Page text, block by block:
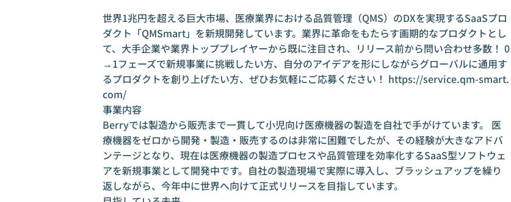
世界1兆円を超える巨大市場、医療業界における品質管理（QMS）のDXを実現するSaaSプロ
ダクト「QMSmart」を新規開発しています。業界に革命をもたらす画期的なプロダクトとし
て、大手企業や業界トッププレイヤーから既に注目され、リリース前から問い合わせ多数！ 0
→1フェーズで新規事業に挑戦したい方、自分のアイデアを形にしながらグローバルに通用す
るプロダクトを創り上げたい方、ぜひお気軽にご応募ください！ https://service.qm-smart.
com/
事業内容
Berryでは製造から販売まで一貫して小児向け医療機器の製造を自社で手がけています。 医
療機器をゼロから開発・製造・販売するのは非常に困難でしたが、その経験が大きなアドバ
ンテージとなり、現在は医療機器の製造プロセスや品質管理を効率化するSaaS型ソフトウェ
アを新規事業として開発中です。自社の製造現場で実際に導入し、ブラッシュアップを繰り
返しながら、今年中に世界へ向けて正式リリースを目指しています。